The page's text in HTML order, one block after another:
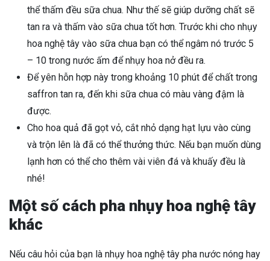
thể thấm đều sữa chua. Như thế sẽ giúp dưỡng chất sẽ
tan ra và thấm vào sữa chua tốt hơn. Trước khi cho nhụy
hoa nghệ tây vào sữa chua bạn có thể ngâm nó trước 5
– 10 trong nước ấm để nhụy hoa nở đều ra.
Để yên hỗn hợp này trong khoảng 10 phút để chất trong
saffron tan ra, đến khi sữa chua có màu vàng đậm là
được.
Cho hoa quả đã gọt vỏ, cắt nhỏ dạng hạt lựu vào cùng
và trộn lên là đã có thể thưởng thức. Nếu bạn muốn dùng
lạnh hơn có thể cho thêm vài viên đá và khuấy đều là
nhé!
Một số cách pha nhụy hoa nghệ tây
khác
Nếu câu hỏi của bạn là nhụy hoa nghệ tây pha nước nóng hay